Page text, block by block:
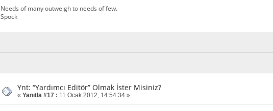
Needs of many outweigh to needs of few.
Spock
Ynt: “Yardımcı Editör” Olmak İster Misiniz?
« Yanıtla #17 : 11 Ocak 2012, 14:54:34 »